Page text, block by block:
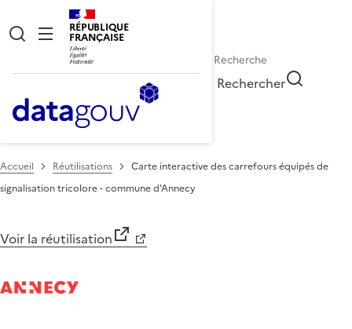
RÉPUBLIQUE
FRANÇAISE
Rechercher
Accueil Réutilisations
Carte interactive des carrefours équipés de
signalisation tricolore - commune d'Annecy
Voir la réutilisation